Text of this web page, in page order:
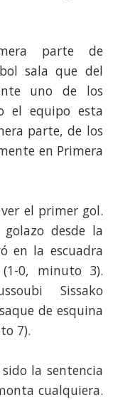
parte de
sala que del
uno de los
el equipo esta
parte, de los
en Primera
el primer gol.
desde la
en la escuadra
0, minuto 3).
Sissako
de esquina
7).
la sentencia
cualquiera.